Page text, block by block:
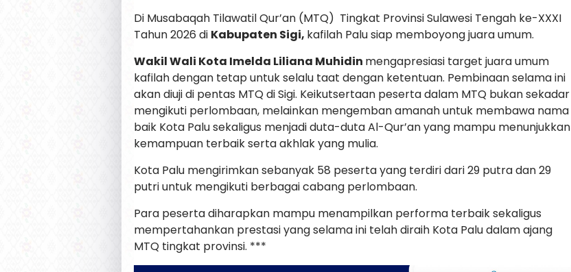
Di Musabaqah Tilawatil Qur’an (MTQ) Tingkat Provinsi Sulawesi Tengah ke-XXXI
Tahun 2026 di Kabupaten Sigi, kafilah Palu siap memboyong juara umum.
Wakil Wali Kota Imelda Liliana Muhidin mengapresiasi target juara umum
kafilah dengan tetap untuk selalu taat dengan ketentuan. Pembinaan selama ini
akan diuji di pentas MTQ di Sigi. Keikutsertaan peserta dalam MTQ bukan sekadar
mengikuti perlombaan, melainkan mengemban amanah untuk membawa nama
baik Kota Palu sekaligus menjadi duta-duta Al-Qur’an yang mampu menunjukkan
kemampuan terbaik serta akhlak yang mulia.
Kota Palu mengirimkan sebanyak 58 peserta yang terdiri dari 29 putra dan 29
putri untuk mengikuti berbagai cabang perlombaan.
Para peserta diharapkan mampu menampilkan performa terbaik sekaligus
mempertahankan prestasi yang selama ini telah diraih Kota Palu dalam ajang
MTQ tingkat provinsi. ***